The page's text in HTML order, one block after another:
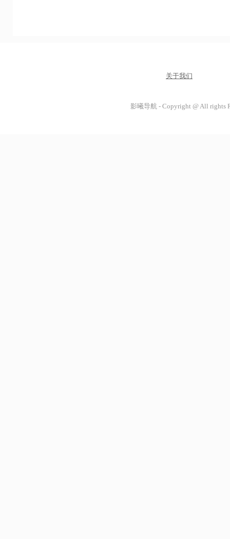
关于我们
影曦导航 - Copyright @ All rights